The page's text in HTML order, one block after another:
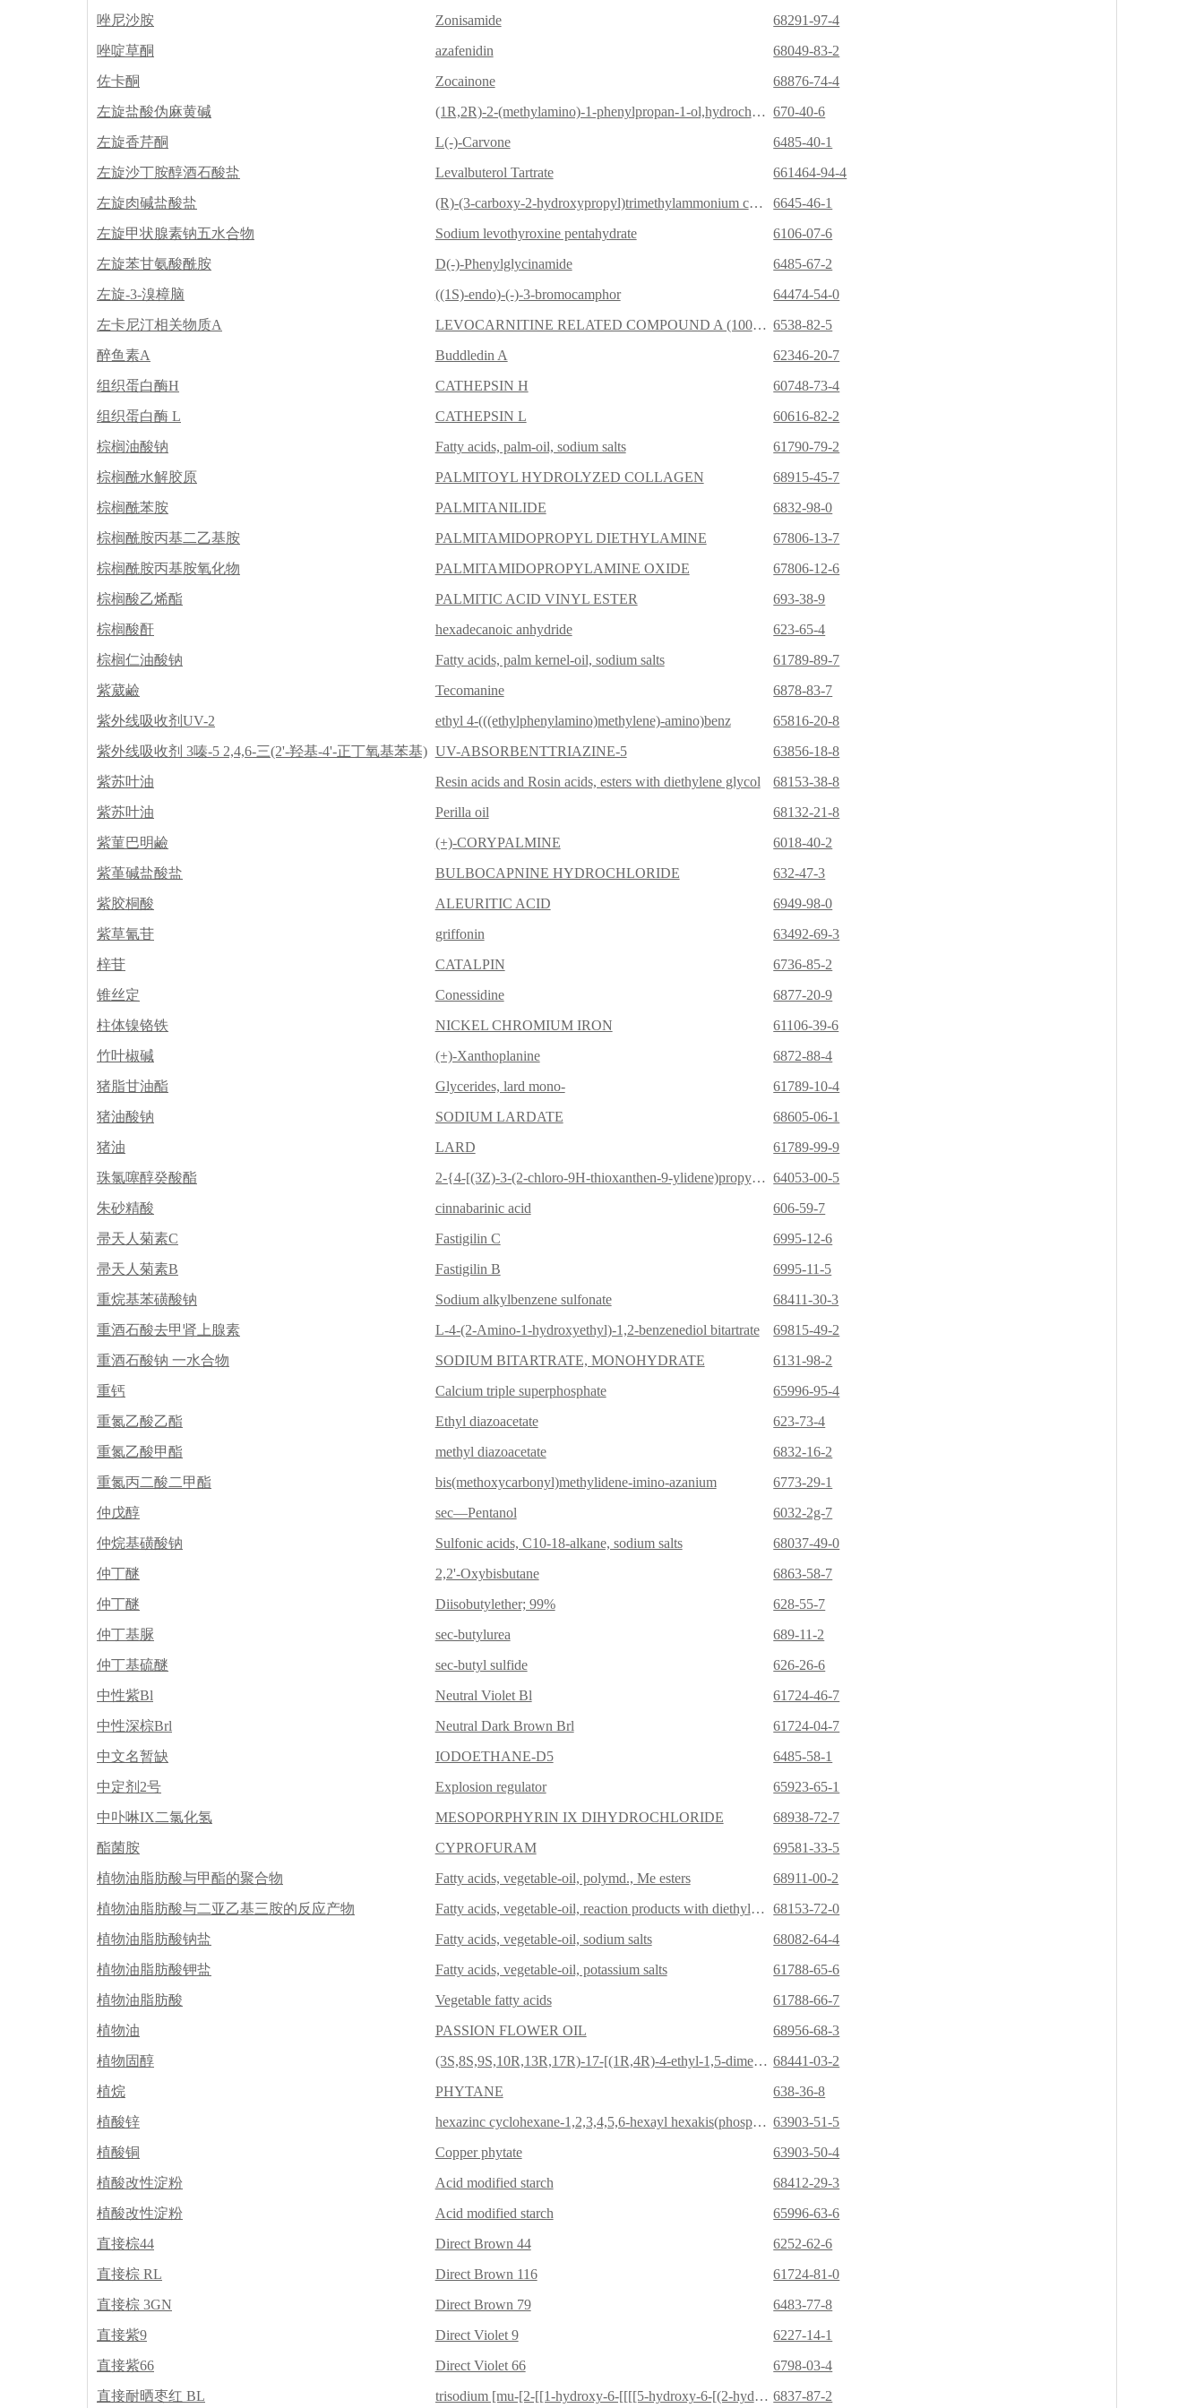
唑尼沙胺
唑啶草酮
佐卡酮
左旋盐酸伪麻黄碱
左旋香芹酮
左旋沙丁胺醇酒石酸盐
左旋肉碱盐酸盐
左旋甲状腺素钠五水合物
左旋苯甘氨酸酰胺
左旋-3-溴樟脑
左卡尼汀相关物质A
醉鱼素A
组织蛋白酶H
组织蛋白酶 L
棕榈油酸钠
棕榈酰水解胶原
棕榈酰苯胺
棕榈酰胺丙基二乙基胺
棕榈酰胺丙基胺氧化物
棕榈酸乙烯酯
棕榈酸酐
棕榈仁油酸钠
紫葳鹼
紫外线吸收剂UV-2
紫外线吸收剂 3嗪-5 2,4,6-三(2'-羟基-4'-正丁氧基苯基)
紫苏叶油
紫苏叶油
紫菫巴明鹼
紫堇碱盐酸盐
紫胶桐酸
紫草氰苷
梓苷
锥丝定
柱体镍铬铁
竹叶椒碱
猪脂甘油酯
猪油酸钠
猪油
珠氯噻醇癸酸酯
朱砂精酸
帚天人菊素C
帚天人菊素B
重烷基苯磺酸钠
重酒石酸去甲肾上腺素
重酒石酸钠 一水合物
重钙
重氮乙酸乙酯
重氮乙酸甲酯
重氮丙二酸二甲酯
仲戊醇
仲烷基磺酸钠
仲丁醚
仲丁醚
仲丁基脲
仲丁基硫醚
中性紫Bl
中性深棕Brl
中文名暂缺
中定剂2号
中卟啉IX二氯化氢
酯菌胺
植物油脂肪酸与甲酯的聚合物
植物油脂肪酸与二亚乙基三胺的反应产物
植物油脂肪酸钠盐
植物油脂肪酸钾盐
植物油脂肪酸
植物油
植物固醇
植烷
植酸锌
植酸铜
植酸改性淀粉
植酸改性淀粉
直接棕44
直接棕 RL
直接棕 3GN
直接紫9
直接紫66
直接耐晒枣红 BL
Zonisamide
azafenidin
Zocainone
(1R,2R)-2-(methylamino)-1-phenylpropan-1-ol,hydrochloride
L(-)-Carvone
Levalbuterol Tartrate
(R)-(3-carboxy-2-hydroxypropyl)trimethylammonium chloride
Sodium levothyroxine pentahydrate
D(-)-Phenylglycinamide
((1S)-endo)-(-)-3-bromocamphor
LEVOCARNITINE RELATED COMPOUND A (100 MG) (3-CARBOXY-N,N,N-TRIMETHYL-2-PROPEN-1-AMINIUM CHLORIDE)
Buddledin A
CATHEPSIN H
CATHEPSIN L
Fatty acids, palm-oil, sodium salts
PALMITOYL HYDROLYZED COLLAGEN
PALMITANILIDE
PALMITAMIDOPROPYL DIETHYLAMINE
PALMITAMIDOPROPYLAMINE OXIDE
PALMITIC ACID VINYL ESTER
hexadecanoic anhydride
Fatty acids, palm kernel-oil, sodium salts
Tecomanine
ethyl 4-(((ethylphenylamino)methylene)-amino)benz
UV-ABSORBENTTRIAZINE-5
Resin acids and Rosin acids, esters with diethylene glycol
Perilla oil
(+)-CORYPALMINE
BULBOCAPNINE HYDROCHLORIDE
ALEURITIC ACID
griffonin
CATALPIN
Conessidine
NICKEL CHROMIUM IRON
(+)-Xanthoplanine
Glycerides, lard mono-
SODIUM LARDATE
LARD
2-{4-[(3Z)-3-(2-chloro-9H-thioxanthen-9-ylidene)propyl]piperazin-1-yl}ethyl decanoate
cinnabarinic acid
Fastigilin C
Fastigilin B
Sodium alkylbenzene sulfonate
L-4-(2-Amino-1-hydroxyethyl)-1,2-benzenediol bitartrate
SODIUM BITARTRATE, MONOHYDRATE
Calcium triple superphosphate
Ethyl diazoacetate
methyl diazoacetate
bis(methoxycarbonyl)methylidene-imino-azanium
sec—Pentanol
Sulfonic acids, C10-18-alkane, sodium salts
2,2'-Oxybisbutane
Diisobutylether; 99%
sec-butylurea
sec-butyl sulfide
Neutral Violet Bl
Neutral Dark Brown Brl
IODOETHANE-D5
Explosion regulator
MESOPORPHYRIN IX DIHYDROCHLORIDE
CYPROFURAM
Fatty acids, vegetable-oil, polymd., Me esters
Fatty acids, vegetable-oil, reaction products with diethylenetriamine
Fatty acids, vegetable-oil, sodium salts
Fatty acids, vegetable-oil, potassium salts
Vegetable fatty acids
PASSION FLOWER OIL
(3S,8S,9S,10R,13R,17R)-17-[(1R,4R)-4-ethyl-1,5-dimethyl-hexyl]-10,13-dimethyl-2,3,4,7,8,9,11,12,14,15,16,17-dodecahydro-1H-cyclopenta[a]phenanthren-3-ol
PHYTANE
hexazinc cyclohexane-1,2,3,4,5,6-hexayl hexakis(phosphate)
Copper phytate
Acid modified starch
Acid modified starch
Direct Brown 44
Direct Brown 116
Direct Brown 79
Direct Violet 9
Direct Violet 66
trisodium [mu-[2-[[1-hydroxy-6-[[[[5-hydroxy-6-[(2-hydroxy-5-sulphophenyl)azo]-7-sulpho-2-naphthyl]amino]carbonyl]amino]-3-sulpho-2-naphthyl]azo]benzoato(7-)]]dicuprate(3-)
68291-97-4
68049-83-2
68876-74-4
670-40-6
6485-40-1
661464-94-4
6645-46-1
6106-07-6
6485-67-2
64474-54-0
6538-82-5
62346-20-7
60748-73-4
60616-82-2
61790-79-2
68915-45-7
6832-98-0
67806-13-7
67806-12-6
693-38-9
623-65-4
61789-89-7
6878-83-7
65816-20-8
63856-18-8
68153-38-8
68132-21-8
6018-40-2
632-47-3
6949-98-0
63492-69-3
6736-85-2
6877-20-9
61106-39-6
6872-88-4
61789-10-4
68605-06-1
61789-99-9
64053-00-5
606-59-7
6995-12-6
6995-11-5
68411-30-3
69815-49-2
6131-98-2
65996-95-4
623-73-4
6832-16-2
6773-29-1
6032-2g-7
68037-49-0
6863-58-7
628-55-7
689-11-2
626-26-6
61724-46-7
61724-04-7
6485-58-1
65923-65-1
68938-72-7
69581-33-5
68911-00-2
68153-72-0
68082-64-4
61788-65-6
61788-66-7
68956-68-3
68441-03-2
638-36-8
63903-51-5
63903-50-4
68412-29-3
65996-63-6
6252-62-6
61724-81-0
6483-77-8
6227-14-1
6798-03-4
6837-87-2